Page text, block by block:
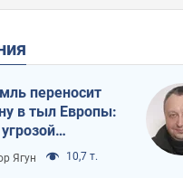
переносит
в тыл Европы:
Ягун 10,7 т.